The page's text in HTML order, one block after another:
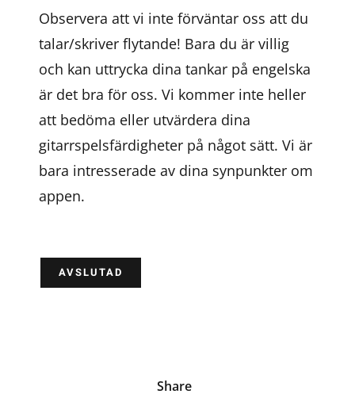
Observera att vi inte förväntar oss att du
talar/skriver flytande! Bara du är villig
och kan uttrycka dina tankar på engelska
är det bra för oss. Vi kommer inte heller
att bedöma eller utvärdera dina
gitarrspelsfärdigheter på något sätt. Vi är
bara intresserade av dina synpunkter om
appen.
AVSLUTAD
Share